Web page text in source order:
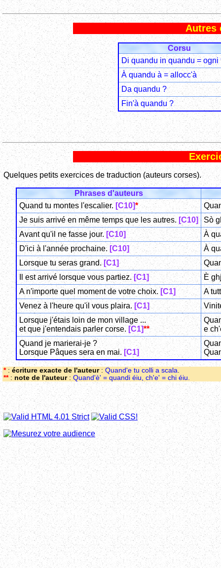
Autres
Corsu
Di quandu in quandu = ogni
À quandu à = allocc'à
Da quandu ?
Fin'à quandu ?
Quelques petits exercices de traduction (auteurs corses).
Phrases d'auteurs
Quand tu montes l'escalier. [C10]*
Je suis arrivé en même temps que les autres. [C10]
Sò
Avant qu'il ne fasse jour.[C10]
À
D'ici à l'année prochaine. [C10]
À
Lorsque tu seras grand.[C1]
Il est arrivé lorsque vous partiez.[C1]
È
A n'importe quel moment de votre choix. [C1]
A
Venez à l'heure qu'il vous plaira. [C1]
Lorsque j'étais loin de mon village ...
et que j'entendais parler corse. [C1]**
e
Quand je marierai-je ?
Lorsque Pâques sera en mai. [C1]
*: écriture exacte de l'auteur: Quand'e tu colli a scala.
**: note de l'auteur: Quand'è' = quandi éiu, ch'e' = chi éiu.